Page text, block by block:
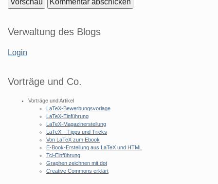
Seitenleiste
Verwaltung des Blogs
Login
Vorträge und Co.
Vorträge und Artikel
LaTeX-Bewerbungsvorlage
LaTeX-Einführung
LaTeX-Magazinerstellung
LaTeX – Tipps und Tricks
Von LaTeX zum Ebook
E-Book-Erstellung aus LaTeX und HTML
Tcl-Einführung
Graphen zeichnen mit dot
Creative Commons erklärt